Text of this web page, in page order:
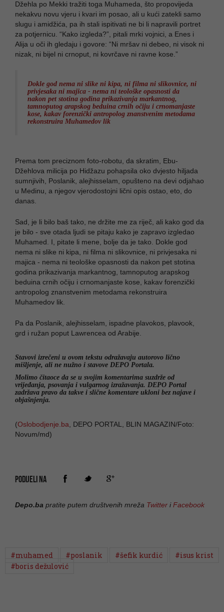
Džehla po Mekki tražiti toga Muhameda, što propovijeda
nekakvu novu vjeru i kvari im posao, ali u kući zatekli samo
slugu i amidžića, pa ih stali ispitivati ne bi li napravili portret
za potjernicu. “Kako izgleda?”, pitali mrki vojnici, a Enes i
Alija u oči ih gledaju i govore: “Ni mršav ni debeo, ni visok ni
nizak, ni bijel ni crnoput, ni kovrčave ni ravne kose.”
Dokle god nema ni slike ni kipa, ni filma ni slikovnice, ni
privjesaka ni majica - nema ni teološke opasnosti da
nakon pet stotina godina prikazivanja markantnog,
tamnoputog arapskog beduina crnih očiju i crnomanjaste
kose, kakav forenzički antropolog znanstvenim metodama
rekonstruira Muhamedov lik
Prema tom preciznom foto-robotu, da skratim, Ebu-
Džehlova milicija po Hidžazu pohapsila oko dvjesto hiljada
sumnjivih, Poslanik, alejhisselam, opušteno na devi odjahao
u Medinu, a njegov vjerodostojni lični opis ostao, eto, do
danas.
Sad, je li bilo baš tako, ne držite me za riječ, ali kako god da
je bilo - sve otada ljudi se pitaju kako je zapravo izgledao
Muhamed. I, pitate li mene, bolje da je tako. Dokle god
nema ni slike ni kipa, ni filma ni slikovnice, ni privjesaka ni
majica - nema ni teološke opasnosti da nakon pet stotina
godina prikazivanja markantnog, tamnoputog arapskog
beduina crnih očiju i crnomanjaste kose, kakav forenzički
antropolog znanstvenim metodama rekonstruira
Muhamedov lik.
Pa da Poslanik, alejhisselam, ispadne plavokos, plavook,
grd i ružan poput Lawrencea od Arabije.
Stavovi izrečeni u ovom tekstu odražavaju autorovo lično
mišljenje, ali ne nužno i stavove DEPO Portala.
Molimo čitaoce da se u svojim komentarima suzdrže od
vrijeđanja, psovanja i vulgarnog izražavanja. DEPO Portal
zadržava pravo da takve i slične komentare ukloni bez najave i
objašnjenja.
(Oslobodjenje.ba , DEPO PORTAL, BLIN MAGAZIN/Foto:
Novum/md)
PODIJELI NA
Depo.ba pratite putem društvenih mreža Twitter iFacebook
#muhamed #poslanik #šefik kurdić
#isus krist
#boris dežulović